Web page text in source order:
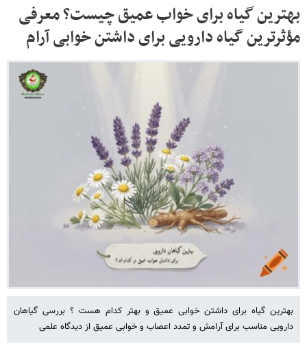
بهترین گیاه برای خواب عمیق چیست؟ معرفی
مؤثرترین گیاه دارویی برای داشتن خوابی آرام
بهترین گیاه برای داشتن خوابی عمیق و بهتر کدام هست ؟ بررسی گیاهان
دارویی مناسب برای آرامش و تمدد اعصاب و خوابی عمیق از دیدگاه علمی